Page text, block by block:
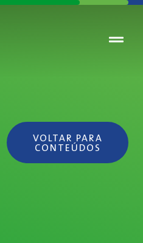
VOLTAR PARA
CONTEÚDOS